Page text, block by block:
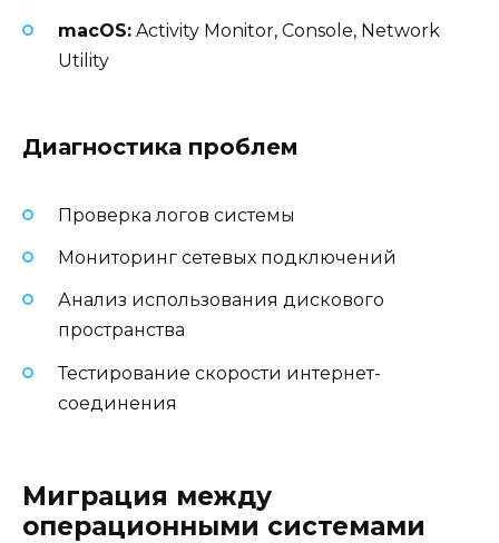
macOS: Activity Monitor, Console, Network
Utility
Диагностика проблем
Проверка логов системы
Мониторинг сетевых подключений
Анализ использования дискового
пространства
Тестирование скорости интернет-
соединения
Миграция между
операционными системами